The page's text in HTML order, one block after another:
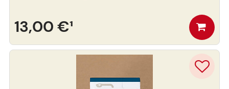
13,00 €¹